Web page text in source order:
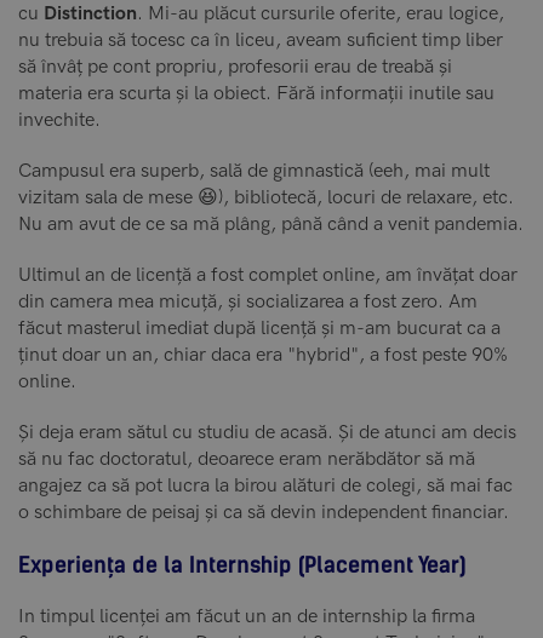
cu Distinction. Mi-au plăcut cursurile oferite, erau logice,
nu trebuia să tocesc ca în liceu, aveam suficient timp liber
să învâț pe cont propriu, profesorii erau de treabă și
materia era scurta și la obiect. Fără informații inutile sau
invechite.
Campusul era superb, sală de gimnastică (eeh, mai mult
vizitam sala de mese 😆), bibliotecă, locuri de relaxare, etc.
Nu am avut de ce sa mă plâng, până când a venit pandemia.
Ultimul an de licență a fost complet online, am învățat doar
din camera mea micuță, și socializarea a fost zero. Am
făcut masterul imediat după licență și m-am bucurat ca a
ținut doar un an, chiar daca era "hybrid", a fost peste 90%
online.
Și deja eram sătul cu studiu de acasă. Și de atunci am decis
să nu fac doctoratul, deoarece eram nerăbdător să mă
angajez ca să pot lucra la birou alături de colegi, să mai fac
o schimbare de peisaj și ca să devin independent financiar.
Experiența de la Internship (Placement Year)
In timpul licenței am făcut un an de internship la firma